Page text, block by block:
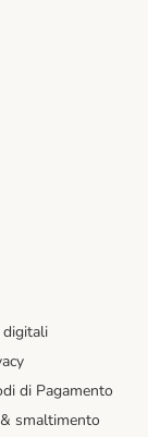
di Pagamento
smaltimento